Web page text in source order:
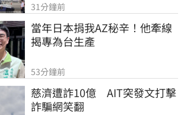
31分鐘前
當年日本捐我AZ秘辛！他牽線
揭專為台生產
53分鐘前
慈濟遭詐10億　AIT突發文打擊
詐騙網笑翻